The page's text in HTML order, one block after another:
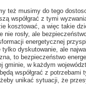
też musimy do tego
współgrać z tymi
kosztować, a więc takie
nie rosły, ale
energetycznej
dyskutowanie, ale
to bezpieczeństwo
gminie, w każdym
współgrać z
unikać sytuacji, że